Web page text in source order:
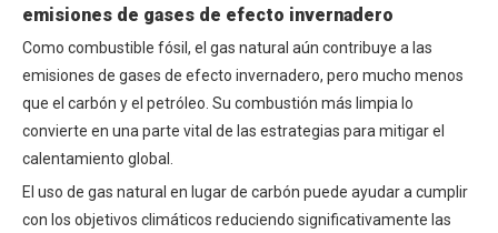
emisiones de gases de efecto invernadero
Como combustible fósil, el gas natural aún contribuye a las
emisiones de gases de efecto invernadero, pero mucho menos
que el carbón y el petróleo. Su combustión más limpia lo
convierte en una parte vital de las estrategias para mitigar el
calentamiento global.
El uso de gas natural en lugar de carbón puede ayudar a cumplir
con los objetivos climáticos reduciendo significativamente las